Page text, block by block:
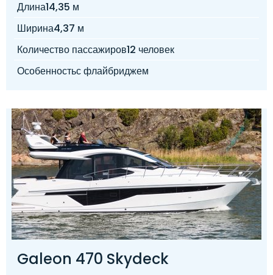
Длина14,35 м
Ширина4,37 м
Количество пассажиров12 человек
Особенностьс флайбриджем
Galeon 470 Skydeck